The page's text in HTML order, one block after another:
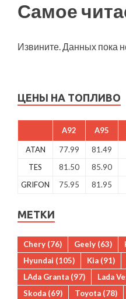
Самое
Извините. Данных пока
ЦЕНЫ НА ТОПЛИВО
A92 A95
ATAN 77.99 81.49
TES
81.50 85.90
GRIFON
75.95 81.95
МЕТКИ
Chery (76) Geely (63)
Hyundai (105) Kia (91)
LAda Granta (97) Lada
Skoda (69) Toyota (78)